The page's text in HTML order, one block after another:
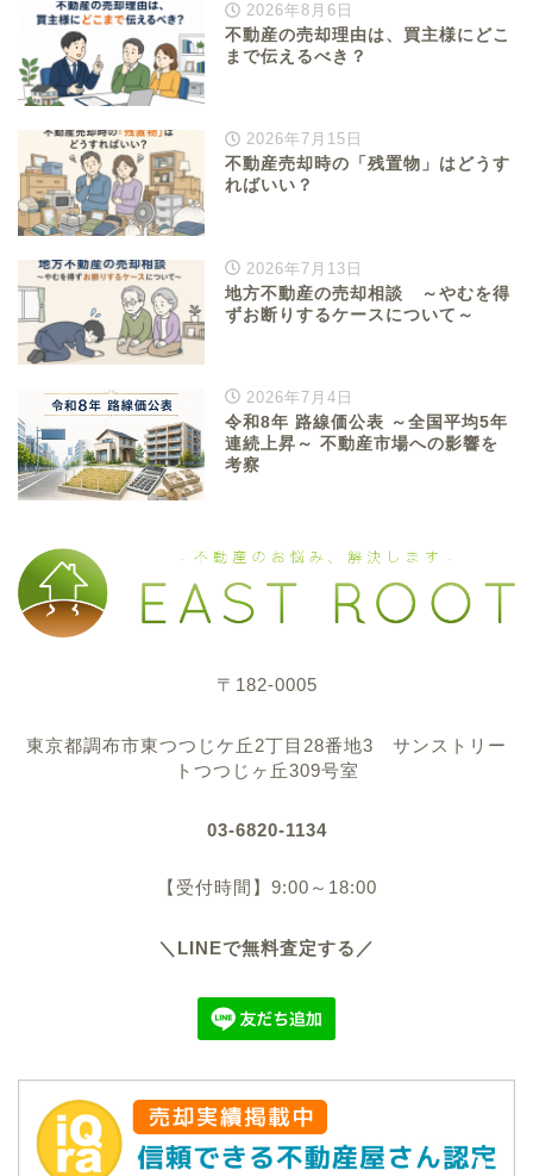
2026年8月6日
不動産の売却理由は、買主様にどこ
まで伝えるべき？
2026年7月15日
不動産売却時の「残置物」はどうす
ればいい？
2026年7月13日
地方不動産の売却相談 ～やむを得
ずお断りするケースについて～
2026年7月4日
令和8年 路線価公表 ～全国平均5年
連続上昇～ 不動産市場への影響を
考察
〒182-0005
東京都調布市東つつじケ丘2丁目28番地3 サンストリー
トつつじヶ丘309号室
03-6820-1134
【受付時間】9:00～18:00
＼LINEで無料査定する／
会社概要
不動産購入関連
社長の独り言